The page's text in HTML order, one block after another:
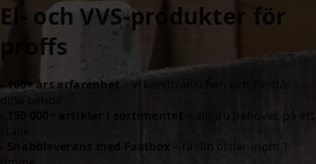
El- och VVS-produkter för
proffs
- 100+ års erfarenhet – vi kan branschen och förstår
dina behov
- 150 000+ artiklar i sortimentet
– allt du behöver, på ett
- Snabbleverans med Fastbox
– få din order inom 1